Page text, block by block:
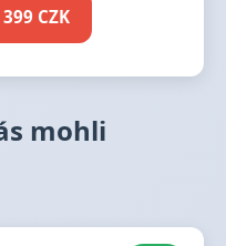
399 CZK
mohli